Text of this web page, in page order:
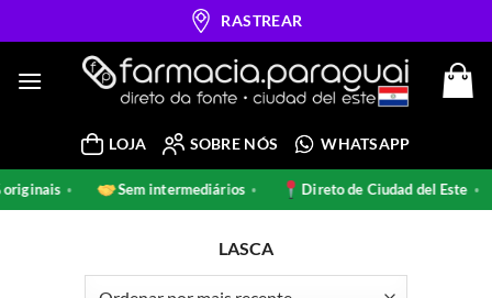
to
RASTREAR
LOJA SOBRE NÓS WHATSAPP
Sem intermediários Direto de Ciudad del Este
LASCA